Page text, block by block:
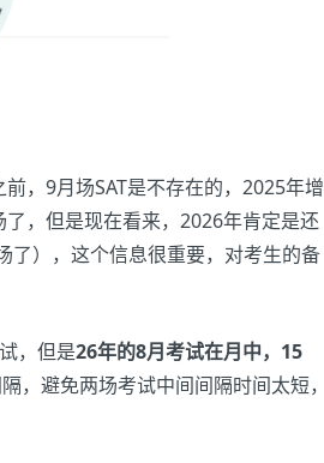
前，9月场SAT是不存在的，2025年增
，但是现在看来，2026年肯定是还
了），这个信息很重要，对考生的备
，但是26年的8月考试在月中，15
，避免两场考试中间间隔时间太短，